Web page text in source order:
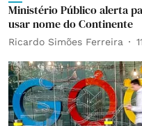
Ministério Público alerta
usar nome do Continente
Ricardo Simões Ferreira